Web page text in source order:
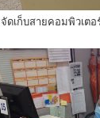
จัดเก็บสายคอมพิวเต